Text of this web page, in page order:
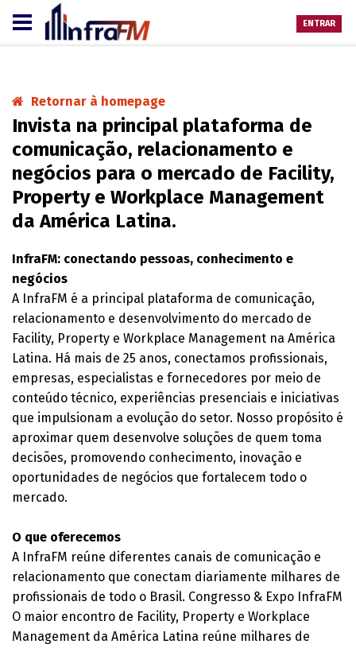
ENTRAR
Retornar à homepage
Invista na principal plataforma de
comunicação, relacionamento e
negócios para o mercado de Facility,
Property e Workplace Management
da América Latina.
InfraFM: conectando pessoas, conhecimento e
negócios
A InfraFM é a principal plataforma de comunicação,
relacionamento e desenvolvimento do mercado de
Facility, Property e Workplace Management na América
Latina. Há mais de 25 anos, conectamos profissionais,
empresas, especialistas e fornecedores por meio de
conteúdo técnico, experiências presenciais e iniciativas
que impulsionam a evolução do setor. Nosso propósito é
aproximar quem desenvolve soluções de quem toma
decisões, promovendo conhecimento, inovação e
oportunidades de negócios que fortalecem todo o
mercado.
O que oferecemos
A InfraFM reúne diferentes canais de comunicação e
relacionamento que conectam diariamente milhares de
profissionais de todo o Brasil. Congresso & Expo InfraFM
O maior encontro de Facility, Property e Workplace
Management da América Latina reúne milhares de